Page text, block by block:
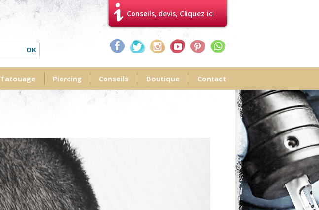
Recherche
Conseils, devis, Cliquez ici
Tatouage Piercing Conseils Boutique Contact